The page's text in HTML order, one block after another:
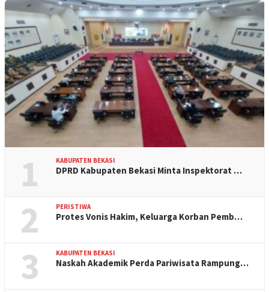
1 KABUPATEN BEKASI
DPRD Kabupaten Bekasi Minta Inspektorat …
2 PERISTIWA
Protes Vonis Hakim, Keluarga Korban Pemb…
3 KABUPATEN BEKASI
Naskah Akademik Perda Pariwisata Rampung…